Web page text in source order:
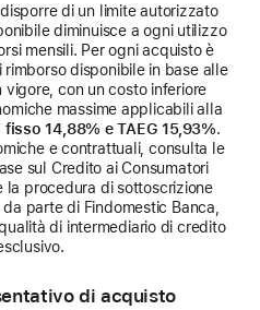
di un limite autorizzato
diminuisce a ogni utilizzo
mensili. Per ogni acquisto è
disponibile in base alle
con un costo inferiore
massime applicabili alla
fisso 14,88% e TAEG 15,93%.
e contrattuali, consulta le
sul Credito ai Consumatori
la procedura di sottoscrizione
parte di Findomestic Banca,
di intermediario di credito
di acquisto